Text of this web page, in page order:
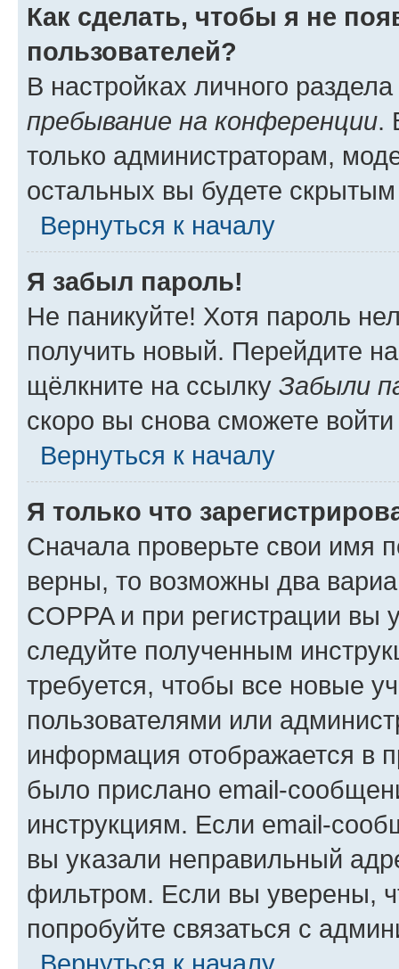
Как сделать, чтобы я не
пользователей?
В настройках личного
пребывание на конференции.
только администраторам,
остальных вы будете
Вернуться к началу
Я забыл пароль!
Не паникуйте! Хотя пароль
получить новый. Перейдите
щёлкните на ссылку Забыли
скоро вы снова сможете
Вернуться к началу
Я только что
Сначала проверьте свои имя
верны, то возможны два
COPPA и при регистрации вы
следуйте полученным
требуется, чтобы все новые
пользователями или
информация отображается в
было прислано email-
инструкциям. Если email-
вы указали неправильный
фильтром. Если вы уверены,
попробуйте связаться с
Вернуться к началу